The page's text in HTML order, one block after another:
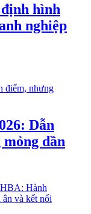
hình
nghiệp
Dẫn
dần